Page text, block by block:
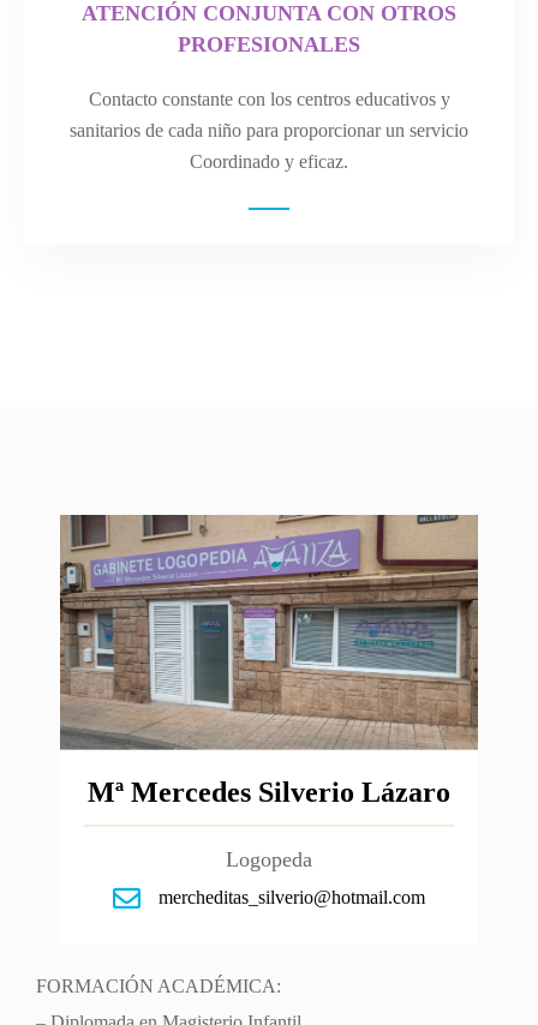
ATENCIÓN CONJUNTA CON OTROS
PROFESIONALES
Contacto constante con los centros educativos y
sanitarios de cada niño para proporcionar un servicio
Coordinado y eficaz.
Mª Mercedes Silverio Lázaro
Logopeda
mercheditas_silverio@hotmail.com
FORMACIÓN ACADÉMICA: